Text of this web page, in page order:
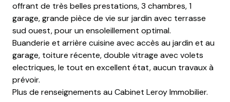
offrant de très belles prestations, 3 chambres, 1
garage, grande pièce de vie sur jardin avec terrasse
sud ouest, pour un ensoleillement optimal.
Buanderie et arrière cuisine avec accès au jardin et au
garage, toiture récente, double vitrage avec volets
electriques, le tout en excellent état, aucun travaux à
prévoir.
Plus de renseignements au Cabinet Leroy Immobilier.